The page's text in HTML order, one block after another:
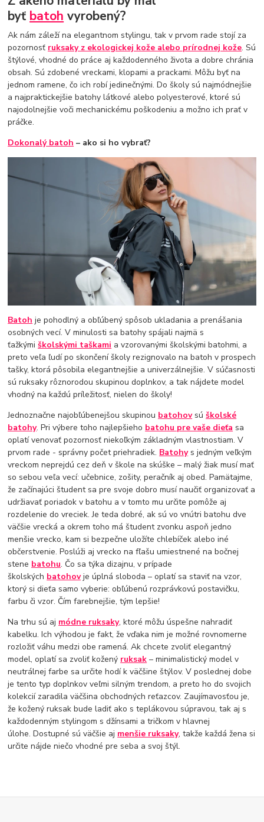
byť batoh vyrobený?
Ak nám záleží na elegantnom stylingu, tak v prvom rade stojí za
pozornosť ruksaky z ekologickej kože alebo prírodnej kože. Sú
štýlové, vhodné do práce aj každodenného života a dobre chránia
obsah. Sú zdobené vreckami, klopami a prackami. Môžu byť na
jednom ramene, čo ich robí jedinečnými. Do školy sú najmódnejšie
a najpraktickejšie batohy látkové alebo polyesterové, ktoré sú
najodolnejšie voči mechanickému poškodeniu a možno ich prať v
práčke.
Dokonalý batoh – ako si ho vybrať?
Batoh je pohodlný a obľúbený spôsob ukladania a prenášania
osobných vecí. V minulosti sa batohy spájali najmä s
ťažkýmiškolskými taškami a vzorovanými školskými batohmi, a
preto veľa ľudí po skončení školy rezignovalo na batoh v prospech
tašky, ktorá pôsobila elegantnejšie a univerzálnejšie. V súčasnosti
sú ruksaky rôznorodou skupinou doplnkov, a tak nájdete model
vhodný na každú príležitosť, nielen do školy!
Jednoznačne najobľúbenejšou skupinou batohovsúškolské
batohy. Pri výbere toho najlepšieho batohu pre vaše dieťa sa
oplatí venovať pozornosť niekoľkým základným vlastnostiam. V
prvom rade - správny počet priehradiek. Batohys jedným veľkým
vreckom neprejdú cez deň v škole na skúške – malý žiak musí mať
so sebou veľa vecí: učebnice, zošity, peračník aj obed. Pamätajme,
že začínajúci študent sa pre svoje dobro musí naučiť organizovať a
udržiavať poriadok v batohu a v tomto mu určite pomôže aj
rozdelenie do vreciek. Je teda dobré, ak sú vo vnútri batohu dve
väčšie vrecká a okrem toho má študent zvonku aspoň jedno
menšie vrecko, kam si bezpečne uložíte chlebíček alebo iné
občerstvenie. Poslúži aj vrecko na fľašu umiestnené na bočnej
stene batohu. Čo sa týka dizajnu, v prípade
školských batohovje úplná sloboda – oplatí sa staviť na vzor, ​​
ktorý si dieťa samo vyberie: obľúbenú rozprávkovú postavičku,
farbu či vzor. Čím farebnejšie, tým lepšie!
Na trhu sú aj módne ruksaky, ktoré môžu úspešne nahradiť
kabelku. Ich výhodou je fakt, že vďaka nim je možné rovnomerne
rozložiť váhu medzi obe ramená. Ak chcete zvoliť elegantný
model, oplatí sa zvoliť kožený ruksak – minimalistický model v
neutrálnej farbe sa určite hodí k väčšine štýlov. V poslednej dobe
je tento typ doplnkov veľmi silným trendom, a preto ho do svojich
kolekcií zaradila väčšina obchodných reťazcov. Zaujímavosťou je,
že kožený ruksak bude ladiť ako s teplákovou súpravou, tak aj s
každodenným stylingom s džínsami a tričkom v hlavnej
úlohe. Dostupné sú väčšie aj menšie ruksaky, takže každá žena si
určite nájde niečo vhodné pre seba a svoj štýl.